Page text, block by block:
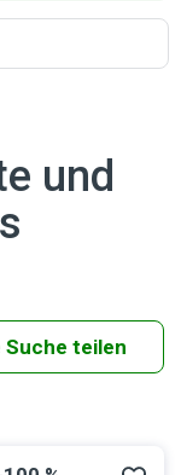
und
Suche teilen